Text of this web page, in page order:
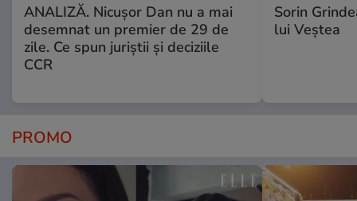
ANALIZĂ. Nicușor Dan nu a mai
desemnat un premier de 29 de
zile. Ce spun juriștii și deciziile
CCR
Sorin
lui Veștea
PROMO